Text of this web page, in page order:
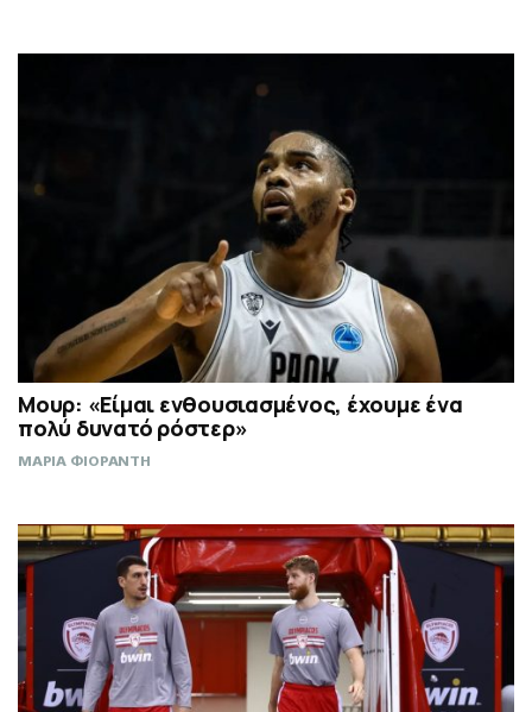
Μουρ: «Είμαι ενθουσιασμένος, έχουμε ένα
πολύ δυνατό ρόστερ»
ΜΑΡΙΑ ΦΙΟΡΑΝΤΗ